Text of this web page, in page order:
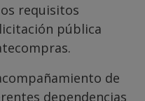
requisitos
pública
de
dependencias